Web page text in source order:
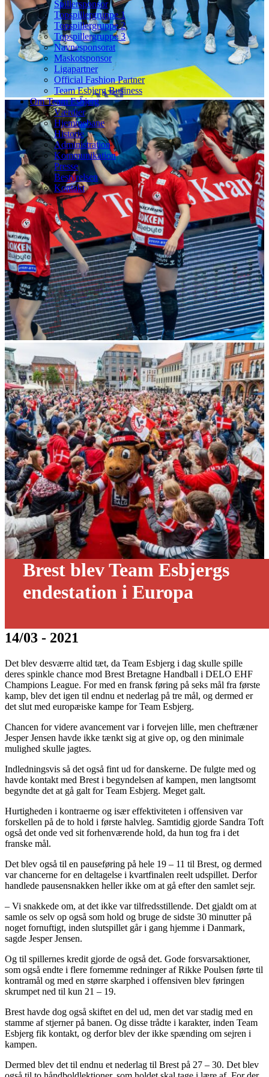
Spillersponsor
Topspillergruppe 1
Topspillergruppe 2
Topspillergruppe 3
Navnesponsorat
Maskotsponsor
Ligapartner
Official Fashion Partner
Team Esbjerg Business
Om Team Esbjerg
Værdier
Hjemmebane
Historie
Administration
Kommunikation
Presse
Bestyrelsen
Kontakt
Brest blev Team Esbjergs
endestation i Europa
14/03 - 2021
Det blev desværre altid tæt, da Team Esbjerg i dag skulle spille
deres spinkle chance mod Brest Bretagne Handball i DELO EHF
Champions League. For med en fransk føring på seks mål fra første
kamp, blev det igen til endnu et nederlag på tre mål, og dermed er
det slut med europæiske kampe for Team Esbjerg.
Chancen for videre avancement var i forvejen lille, men cheftræner
Jesper Jensen havde ikke tænkt sig at give op, og den minimale
mulighed skulle jagtes.
Indledningsvis så det også fint ud for danskerne. De fulgte med og
havde kontakt med Brest i begyndelsen af kampen, men langtsomt
begyndte det at gå galt for Team Esbjerg. Meget galt.
Hurtigheden i kontraerne og især effektiviteten i offensiven var
forskellen på de to hold i første halvleg. Samtidig gjorde Sandra Toft
også det onde ved sit forhenværende hold, da hun tog fra i det
franske mål.
Det blev også til en pauseføring på hele 19 – 11 til Brest, og dermed
var chancerne for en deltagelse i kvartfinalen reelt udspillet. Derfor
handlede pausensnakken heller ikke om at gå efter den samlet sejr.
– Vi snakkede om, at det ikke var tilfredsstillende. Det gjaldt om at
samle os selv op også som hold og bruge de sidste 30 minutter på
noget fornuftigt, inden slutspillet går i gang hjemme i Danmark,
sagde Jesper Jensen.
Og til spillernes kredit gjorde de også det. Gode forsvarsaktioner,
som også endte i flere fornemme redninger af Rikke Poulsen førte til
kontramål og med en større skarphed i offensiven blev føringen
skrumpet ned til kun 21 – 19.
Brest havde dog også skiftet en del ud, men det var stadig med en
stamme af stjerner på banen. Og disse trådte i karakter, inden Team
Esbjerg fik kontakt, og derfor blev der ikke spænding om sejren i
kampen.
Dermed blev det til endnu et nederlag til Brest på 27 – 30. Det blev